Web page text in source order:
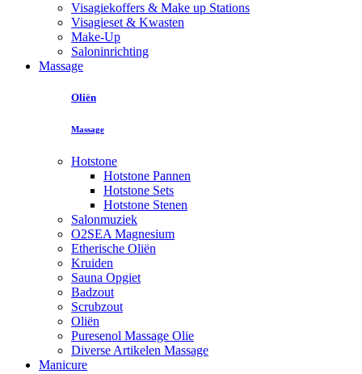
Visagiekoffers & Make up Stations
Visagieset & Kwasten
Make-Up
Saloninrichting
Massage
Oliën
Massage
Hotstone
Hotstone Pannen
Hotstone Sets
Hotstone Stenen
Salonmuziek
O2SEA Magnesium
Etherische Oliën
Kruiden
Sauna Opgiet
Badzout
Scrubzout
Oliën
Puresenol Massage Olie
Diverse Artikelen Massage
Manicure